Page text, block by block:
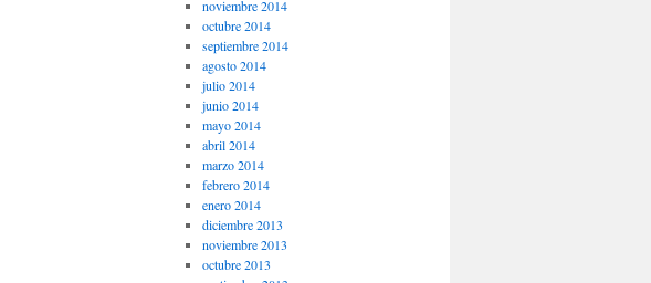
noviembre 2014
octubre 2014
septiembre 2014
agosto 2014
julio 2014
junio 2014
mayo 2014
abril 2014
marzo 2014
febrero 2014
enero 2014
diciembre 2013
noviembre 2013
octubre 2013